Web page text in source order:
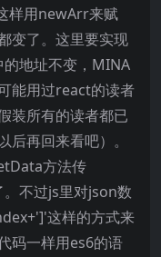
样用newArr来赋
变了。这里要实现
地址不变，MINA
能用过react的读者
装所有的读者都已
再回来看吧）。
方法传
不过js里对json数
这样的方式来
码一样用es6的语